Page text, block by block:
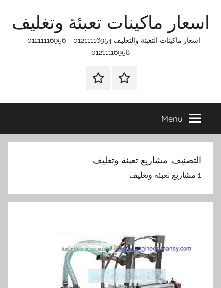
اسعار ماكينات تعبئة وتغليف
اسعار ماكينات التعبئة والتغليف 01211116954 – 01211116956 –
01211116958
الرئيسيهاتـصـل
في
التي
Menu
التصنيف: مشاريع تعبئة وتغليف
1 مشاريع تعبئة وتغليف